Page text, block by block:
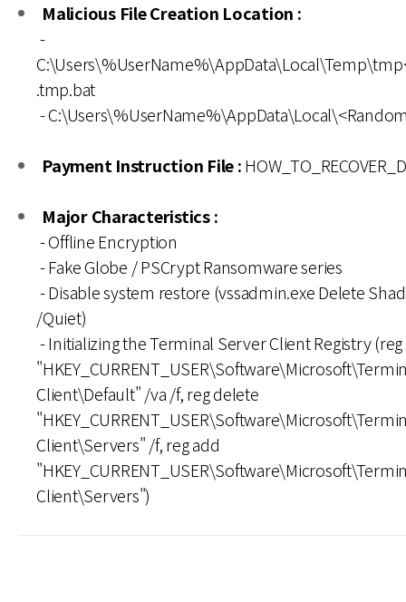
Malicious File Creation Location :
-
.tmp.bat
-
Payment Instruction File :
Major Characteristics :
- Offline Encryption
- Fake Globe / PSCrypt Ransomware series
- Disable system restore (vssadmin.exe Delete
/Quiet)
- Initializing the Terminal Server Client Registry
Client\Default" /va /f, reg delete
Client\Servers" /f, reg add
Client\Servers")